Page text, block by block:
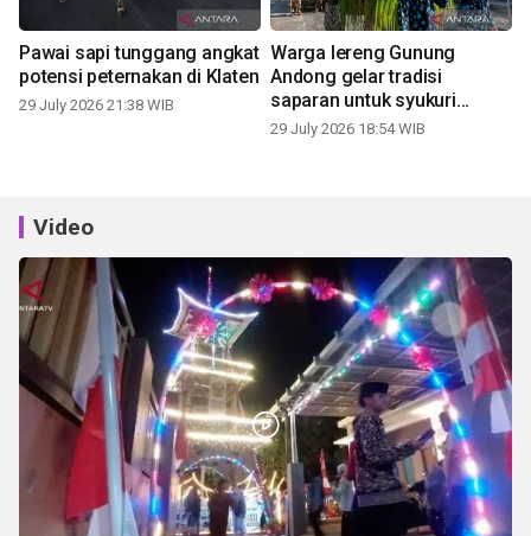
Pawai sapi tunggang angkat
potensi peternakan di Klaten
29 July 2026 21:38 WIB
Warga lereng Gunung
Andong gelar tradisi
saparan untuk syukuri
panen
29 July 2026 18:54 WIB
Video